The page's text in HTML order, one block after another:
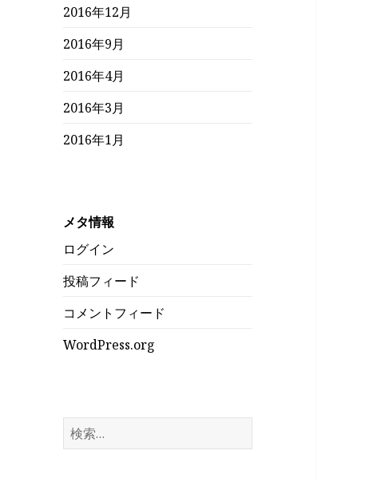
2016年12月
2016年9月
2016年4月
2016年3月
2016年1月
メタ情報
ログイン
投稿フィード
コメントフィード
WordPress.org
検
索: